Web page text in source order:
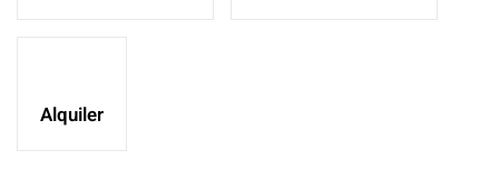
Alquiler